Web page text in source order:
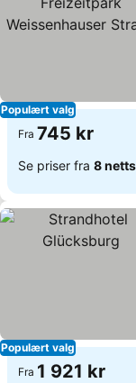
Populært valg
Fra 745 kr
Se priser fra 8
Populært valg
Fra 1 921 kr